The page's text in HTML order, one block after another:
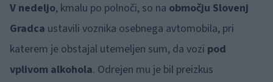
V nedeljo, kmalu po polnoči, so na območju Slovenj
Gradca ustavili voznika osebnega avtomobila, pri
katerem je obstajal utemeljen sum, da vozi pod
vplivom alkohola. Odrejen mu je bil preizkus